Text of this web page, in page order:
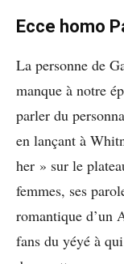
Ecce homo
La personne de
manque à notre
parler du
en lançant à
her » sur le
femmes, ses
romantique d’un
fans du yéyé à